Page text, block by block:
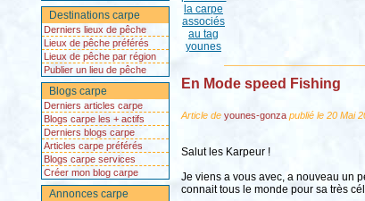
Destinations carpe
Derniers lieux de pêche
Lieux de pêche préférés
Lieux de pêche par région
Publier un lieu de pêche
Blogs carpe
Derniers articles carpe
Blogs carpe les + actifs
Derniers blogs carpe
Articles carpe préférés
Blogs carpe services
Créer mon blog carpe
Annonces carpe
En Mode speed Fishing
Article de younes-gonzapublié le 20 Mai
Salut les Karpeur !
Je viens a vous avec, a nouveau un
connait tous le monde pour sa très